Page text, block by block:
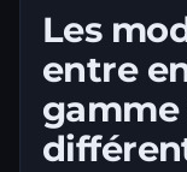
Les
entre
gamme